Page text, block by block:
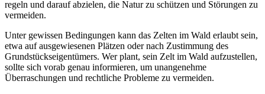
regeln und darauf abzielen, die Natur zu schützen und Störungen zu
vermeiden.
Unter gewissen Bedingungen kann das Zelten im Wald erlaubt sein,
etwa auf ausgewiesenen Plätzen oder nach Zustimmung des
Grundstückseigentümers. Wer plant, sein Zelt im Wald aufzustellen,
sollte sich vorab genau informieren, um unangenehme
Überraschungen und rechtliche Probleme zu vermeiden.